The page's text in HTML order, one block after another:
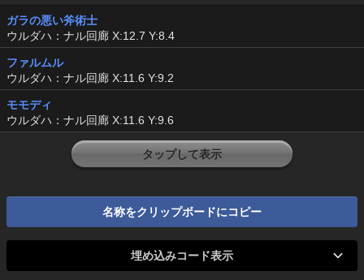
ガラの悪い斧術士
ウルダハ：ナル回廊 X:12.7 Y:8.4
ファルムル
ウルダハ：ナル回廊 X:11.6 Y:9.2
モモディ
ウルダハ：ナル回廊 X:11.6 Y:9.6
タップして表示
名称をクリップボードにコピー
埋め込みコード表示